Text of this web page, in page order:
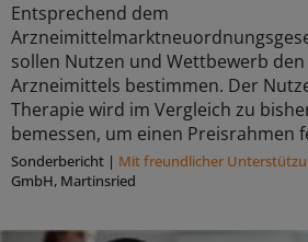
Entsprechend dem
sollen Nutzen und Wettbewerb den
Arzneimittels bestimmen. Der
Therapie wird im Vergleich zu
bemessen, um einen Preisrahmen
Sonderbericht | Mit freundlicher
GmbH, Martinsried